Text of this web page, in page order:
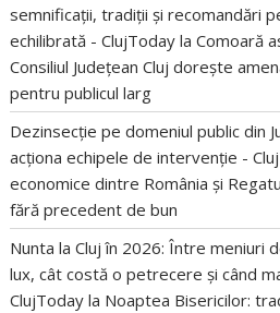
semnificații, tradiții și recomandări
echilibrată - ClujToday laComoară
Consiliul Județean Cluj dorește
pentru publicul larg
Dezinsecție pe domeniul public din
acționa echipele de intervenție -
economice dintre România și
fără precedent de bun
Nunta la Cluj în 2026: Între meniuri
lux, cât costă o petrecere și când
ClujToday la Noaptea Bisericilor: